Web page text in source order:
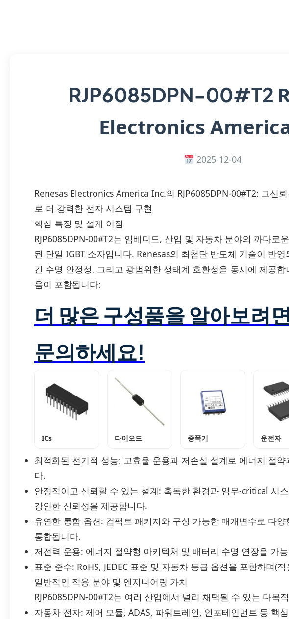
RJP6085DPN-00#T2
Electronics
2025-12-04
Renesas Electronics America Inc.의 RJP6085DPN-00#T2: 고신
로 더 강력한 전자 시스템 구현
핵심 특징 및 설계 이점
RJP6085DPN-00#T2는 임베디드, 산업 및 자동차 분야의 까다로
된 단일 IGBT 소자입니다. Renesas의 최첨단 반도체 기술이 반
긴 수명 안정성, 그리고 광범위한 생태계 호환성을 동시에 제공
음이 포함됩니다:
더 많은 구성품을 알아보려
문의하세요!
ICs 다이오드 증폭기 운전자
최적화된 전기적 성능: 고효율 운용과 저손실 설계로 에너지 절
다.
안정적이고 신뢰할 수 있는 설계: 혹독한 환경과 임무-critical 시
강인한 신뢰성을 제공합니다.
유연한 통합 옵션: 컴팩트 패키지와 구성 가능한 매개변수로 다
통합됩니다.
저전력 운용: 에너지 절약형 아키텍처 및 배터리 수명 연장을 가
표준 준수: RoHS, JEDEC 표준 및 자동차 등급 옵션을 포함하며(
일반적인 적용 분야 및 엔지니어링 가치
RJP6085DPN-00#T2는 여러 산업에서 널리 채택될 수 있는 다목
자동차 전자: 제어 모듈, ADAS, 파워트레인, 인포테인먼트 등 핵